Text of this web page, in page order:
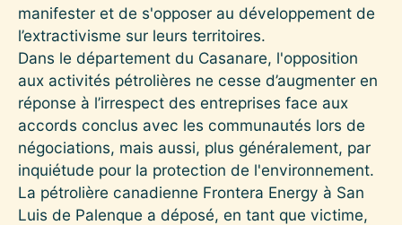
manifester et de s'opposer au développement de
l’extractivisme sur leurs territoires.
Dans le département du Casanare, l'opposition
aux activités pétrolières ne cesse d’augmenter en
réponse à l’irrespect des entreprises face aux
accords conclus avec les communautés lors de
négociations, mais aussi, plus généralement, par
inquiétude pour la protection de l'environnement.
La pétrolière canadienne Frontera Energy à San
Luis de Palenque a déposé, en tant que victime,